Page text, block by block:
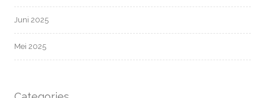
Juni 2025
Mei 2025